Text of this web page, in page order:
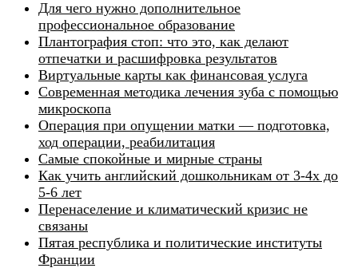
Для чего нужно дополнительное
профессиональное образование
Плантография стоп: что это, как делают
отпечатки и расшифровка результатов
Виртуальные карты как финансовая услуга
Современная методика лечения зуба с помощью
микроскопа
Операция при опущении матки — подготовка,
ход операции, реабилитация
Самые спокойные и мирные страны
Как учить английский дошкольникам от 3-4х до
5-6 лет
Перенаселение и климатический кризис не
связаны
Пятая республика и политические институты
Франции